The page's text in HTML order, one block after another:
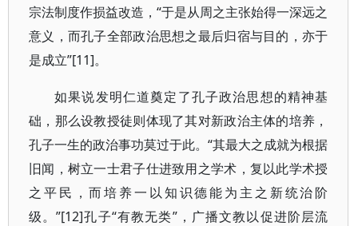
宗法制度作损益改造，“于是从周之主张始得一深远之
意义，而孔子全部政治思想之最后归宿与目的，亦于
是成立”[11]。
如果说发明仁道奠定了孔子政治思想的精神基
础，那么设教授徒则体现了其对新政治主体的培养，
孔子一生的政治事功莫过于此。“其最大之成就为根据
旧闻，树立一士君子仕进致用之学术，复以此学术授
之平民，而培养一以知识德能为主之新统治阶
级。”[12]孔子“有教无类”，广播文教以促进阶层流